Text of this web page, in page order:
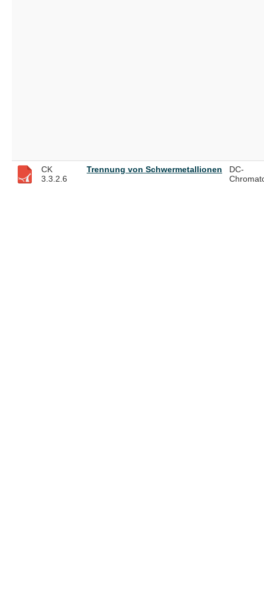
CK
3.3.2.6
Trennung von Schwermetallionen
DC-